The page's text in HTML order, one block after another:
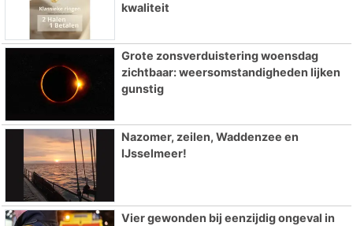
kwaliteit
Grote zonsverduistering woensdag
zichtbaar: weersomstandigheden lijken
gunstig
Nazomer, zeilen, Waddenzee en
IJsselmeer!
Vier gewonden bij eenzijdig ongeval in